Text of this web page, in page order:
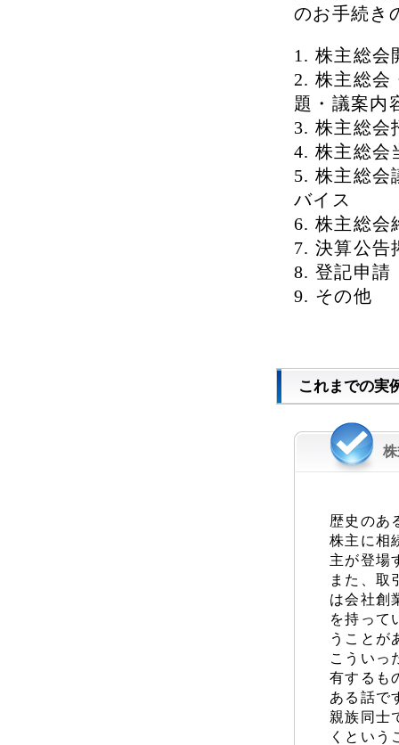
のお手続き
株主総会
株主総会
題・議案内
株主総会
株主総会
株主総会
バイス
株主総会
決算公告
登記申
その他
これまでの実
歴史のあ
株主に相
主が登場
また、取
は会社創
を持って
うことが
こういっ
有するも
ある話で
親族同士
くという